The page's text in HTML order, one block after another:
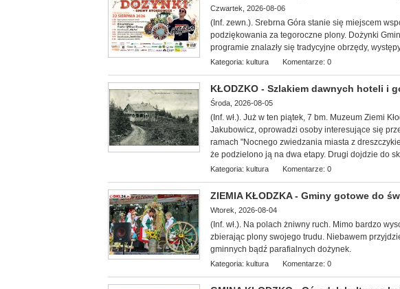
Czwartek, 2026-08-06
(Inf. zewn.). Srebrna Góra stanie się miejscem
podziękowania za tegoroczne plony. Dożynki
programie znalazły się tradycyjne obrzędy,
Kategoria: kultura Komentarze: 0
KŁODZKO - Szlakiem dawnych hoteli i
Środa, 2026-08-05
(Inf. wł.). Już w ten piątek, 7 bm. Muzeum Ziemi
Jakubowicz, oprowadzi osoby interesujące się
ramach "Nocnego zwiedzania miasta z
że podzielono ją na dwa etapy. Drugi dojdzie do
Kategoria: kultura Komentarze: 0
ZIEMIA KŁODZKA - Gminy gotowe do
Wtorek, 2026-08-04
(Inf. wł.). Na polach żniwny ruch. Mimo bardzo
zbierając plony swojego trudu. Niebawem
gminnych bądź parafialnych dożynek.
Kategoria: kultura Komentarze: 0